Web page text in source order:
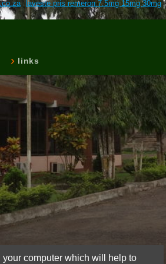
laveste pris remeron 7.5mg 15mg 30mg
links
computer which will help to